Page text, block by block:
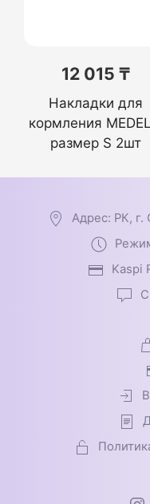
12 015 ₸
Накладки для
кормления
размер S 2шт
Адрес: РК,
Kaspi